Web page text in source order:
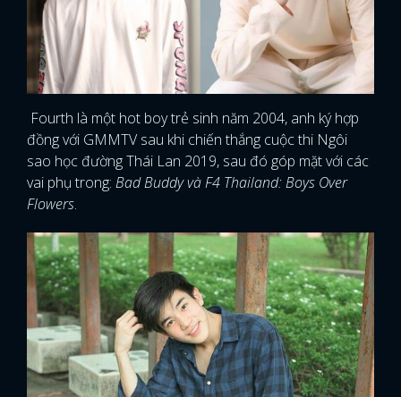
Fourth là một hot boy trẻ sinh năm 2004, anh ký hợp
đồng với GMMTV sau khi chiến thắng cuộc thi Ngôi
sao học đường Thái Lan 2019, sau đó góp mặt với các
vai phụ trong: Bad Buddy và F4 Thailand: Boys Over
Flowers.